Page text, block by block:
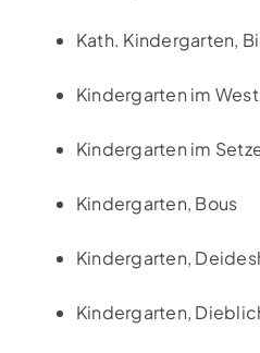
Kath. Kindergarten,
Kindergarten im
Kindergarten im
Kindergarten, Bous
Kindergarten,
Kindergarten,